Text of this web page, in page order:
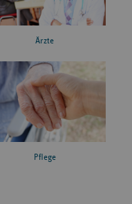
Ärzte
Pflege